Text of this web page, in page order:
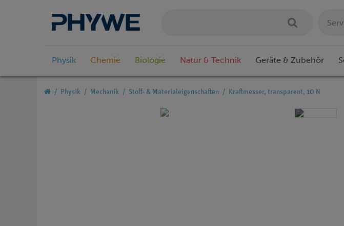
Physik Chemie Biologie Natur & Technik Geräte & Zubehör
Physik Mechanik Stoff- & Materialeigenschaften Kraftmesser, transparent, 10 N